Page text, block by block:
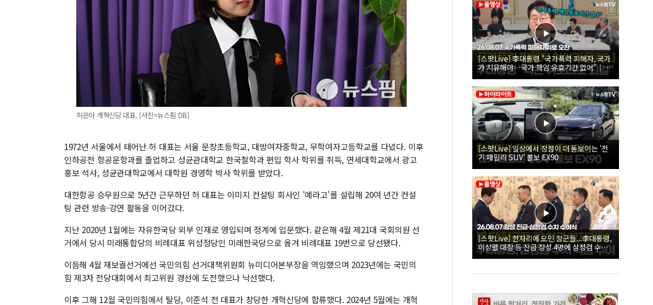
허은아 개혁신당 대표. [사진=뉴스핌 DB]
1972년 서울에서 태어난 허 대표는 서울 문창초등학교, 대방여자중학교, 무학여자고등학교를 다녔다. 이후
인하공전 항공운항과를 졸업하고 성균관대학교 한국철학과 편입 학사 학위를 취득, 연세대학교에서 광고
홍보 석사, 성균관대학교에서 대학원 경영학 박사 학위를 받았다.
대한항공 승무원으로 5년간 근무하던 허 대표는 이미지 컨설팅 회사인 '예라고'를 설립해 20여 년간 컨설
팅 관련 방송·강연 활동을 이어갔다.
지난 2020년 1월에는 자유한국당 외부 인재로 영입되며 정계에 입문했다. 같은해 4월 제21대 국회의원 선
거에서 당시 미래통합당의 비례대표 위성정당인 미래한국당으로 옮겨 비례대표 19번으로 당선됐다.
이듬해 4월 재보궐선거에선 국민의힘 선거대책위원회 뉴미디어본부장을 역임했으며 2023년에는 국민의
힘 제3차 전당대회에서 최고위원 경선에 도전했으나 낙선했다.
이후 그해 12월 국민의힘에서 탈당, 이준석 전 대표가 창당한 개혁신당에 합류했다. 2024년 5월에는 개혁
[스팟Live] 李대통령 "국가폭력 피해자, 국가
가 치유해야…국가 책임 유효기간 없어"｜
26.08.07 국가폭력 피해자 위로 오찬
[스팟Live] 일상에서 장점이 더 돋보이는 '전
기 패밀리 SUV' 볼보 EX90
[스팟Live] 한자리에 모인 장군들...李대통령,
이상렬 대장 등 진급 장성 4명에 삼정검 수치
직접 수여｜26.08.07 장성 진급·삼정검 수치